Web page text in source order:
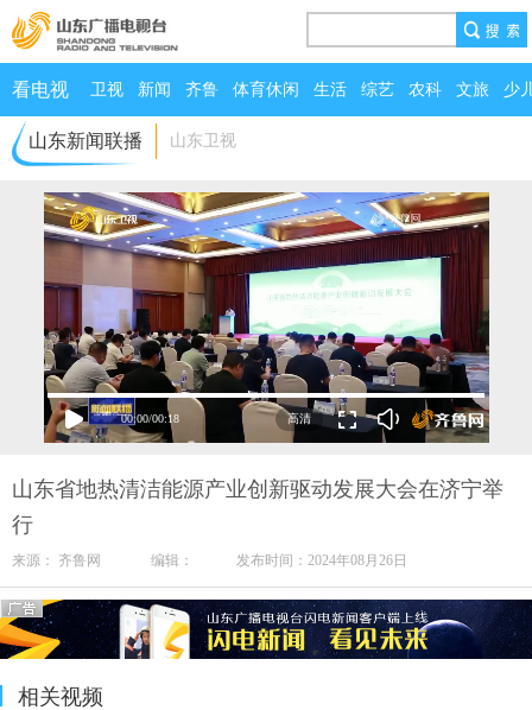
看电视 卫视 新闻 齐鲁 体育休闲 生活 综艺 农科 文旅 少
山东新闻联播 山东卫视
00:00/00:18
山东省地热清洁能源产业创新驱动发展大会在济宁举
行
来源： 齐鲁网 编辑： 发布时间：2024年08月26日
相关视频